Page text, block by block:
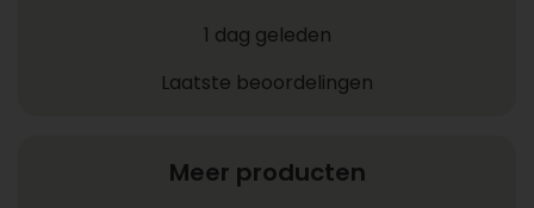
1 dag geleden
Laatste beoordelingen
Meer producten